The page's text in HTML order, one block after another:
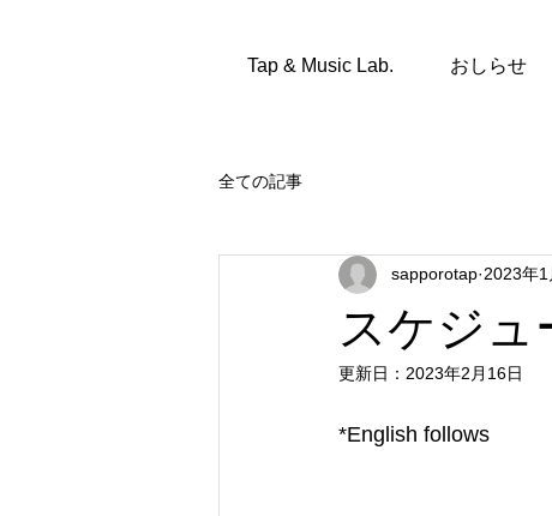
Tap & Music Lab. おしらせ
全ての記事
スケジュ
sapporotap 2023年1
更新日： 2023年2月16日
*English follows